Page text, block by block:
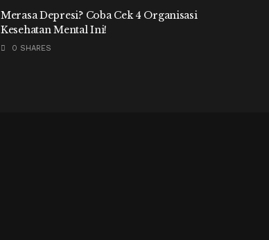
Merasa Depresi? Coba Cek 4 Organisasi
Kesehatan Mental Ini!
0 SHARES